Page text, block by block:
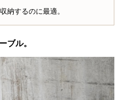
納するのに最適。
ブル。